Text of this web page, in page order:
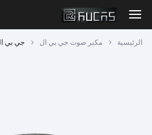
الرئيسية مكبر صوت جي بي ال جي بي ال